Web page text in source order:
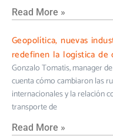
Read More »
Geopolítica, nuevas
redefinen la logística de
Gonzalo Tomatis, manager
cuenta cómo cambiaron las
internacionales y la relación
transporte de
Read More »